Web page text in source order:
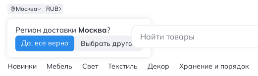
Москва
Регион доставки Москва?
Да, все верно Выбрать другой
RUB
Новинки Мебель Свет Текстиль Декор Хранение и порядок